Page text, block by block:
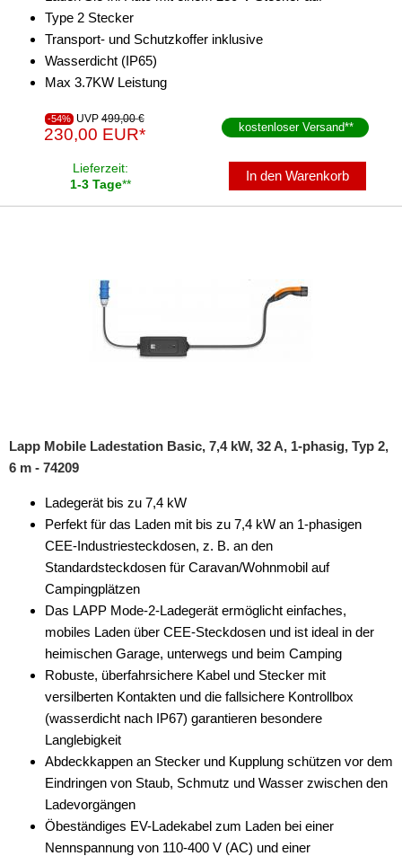
Type 2 Stecker
Transport- und Schutzkoffer inklusive
Wasserdicht (IP65)
Max 3.7KW Leistung
-54% UVP 499,00 €
230,00 EUR* kostenloser Versand**
Lieferzeit:
1-3 Tage**
In den Warenkorb
Lapp Mobile Ladestation Basic, 7,4 kW, 32 A, 1-phasig, Typ 2,
6 m - 74209
Ladegerät bis zu 7,4 kW
Perfekt für das Laden mit bis zu 7,4 kW an 1-phasigen
CEE-Industriesteckdosen, z. B. an den
Standardsteckdosen für Caravan/Wohnmobil auf
Campingplätzen
Das LAPP Mode-2-Ladegerät ermöglicht einfaches,
mobiles Laden über CEE-Steckdosen und ist ideal in der
heimischen Garage, unterwegs und beim Camping
Robuste, überfahrsichere Kabel und Stecker mit
versilberten Kontakten und die fallsichere Kontrollbox
(wasserdicht nach IP67) garantieren besondere
Langlebigkeit
Abdeckkappen an Stecker und Kupplung schützen vor dem
Eindringen von Staub, Schmutz und Wasser zwischen den
Ladevorgängen
Öbeständiges EV-Ladekabel zum Laden bei einer
Nennspannung von 110-400 V (AC) und einer